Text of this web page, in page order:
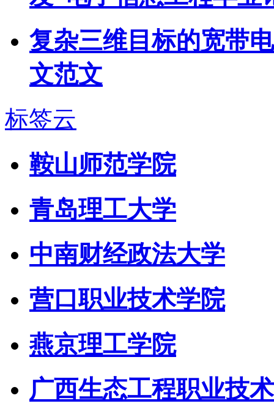
复杂三维目标的宽带
文范文
标签云
鞍山师范学院
青岛理工大学
中南财经政法大学
营口职业技术学院
燕京理工学院
广西生态工程职业技